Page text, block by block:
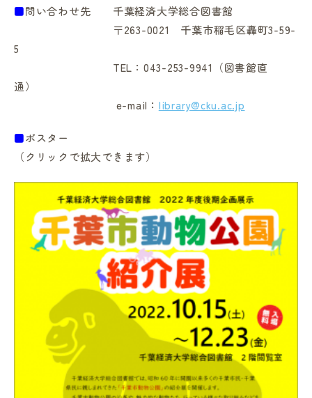
■問い合わせ先 千葉経済大学総合図書館
〒263-0021 千葉市稲毛区轟町3-59-
5
TEL：043-253-9941（図書館直
通）
e-mail： library@cku.ac.jp
■ポスター
（クリックで拡大できます）